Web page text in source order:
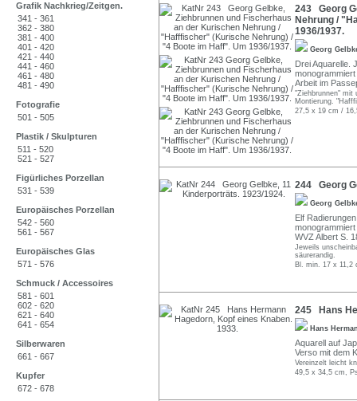
Grafik Nachkrieg/Zeitgen.
341 - 361
362 - 380
381 - 400
401 - 420
421 - 440
441 - 460
461 - 480
481 - 490
Fotografie
501 - 505
Plastik / Skulpturen
511 - 520
521 - 527
Figürliches Porzellan
531 - 539
Europäisches Porzellan
542 - 560
561 - 567
Europäisches Glas
571 - 576
Schmuck / Accessoires
581 - 601
602 - 620
621 - 640
641 - 654
Silberwaren
661 - 667
Kupfer
672 - 678
243 Georg
Nehrung /
1936/1937.
Georg
Drei Aquarelle.
Arbeit im
"Ziehbrunnen" mit
Montierung.
27,5 x 19 cm /
244 Georg
Georg
Elf
WVZ Albert S.
Jeweils
säurerandig.
Bl. min. 17 x
245 Hans
Hans
Aquarell auf
Verso mit dem
Vereinzelt leicht
49,5 x 34,5 cm,